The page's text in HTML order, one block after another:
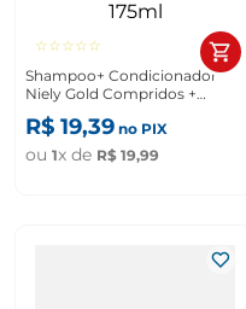
☆☆☆☆☆
Shampoo+ Condicionador
Niely Gold Compridos +
Fortes 275ml+ 175ml
R$ 19,39 no PIX
ou 1x de R$ 19,99